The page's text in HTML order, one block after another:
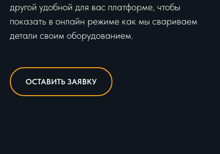
другой удобной для вас платформе, чтобы
показать в онлайн режиме как мы свариваем
детали своим оборудованием.
ОСТАВИТЬ ЗАЯВКУ